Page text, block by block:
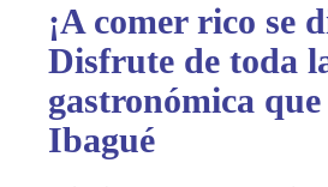
¡A comer rico se
Disfrute de toda
gastronómica
Ibagué